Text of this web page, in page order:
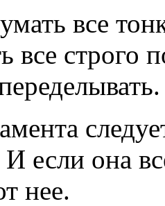
все
все
И если она
нее.